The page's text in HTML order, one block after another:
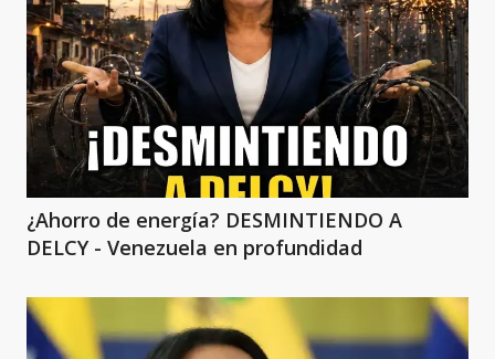
¿Ahorro de energía? DESMINTIENDO A
DELCY - Venezuela en profundidad